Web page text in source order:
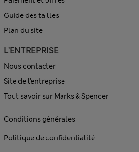
Guide des tailles
Plan du site
L'ENTREPRISE
Nous contacter
Site de l’entreprise
Tout savoir sur Marks & Spencer
Conditions générales
Politique de confidentialité